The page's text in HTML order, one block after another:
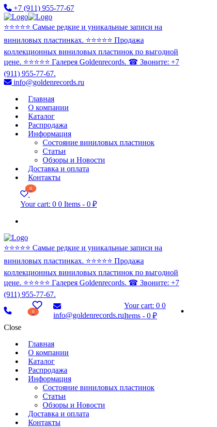
+7 (911) 955-77-67
⭐️⭐️⭐️⭐️⭐️ Самые редкие и уникальные записи на
виниловых пластинках. ⭐️⭐️⭐️⭐️⭐️ Продажа
коллекционных виниловых пластинок по выгодной
цене. ⭐️⭐️⭐️⭐️⭐️ Галерея Goldenrecords. ☎ Звоните: +7
(911) 955-77-67.
info@goldenrecords.ru
Главная
О компании
Каталог
Распродажа
Информация
Состояние виниловых пластинок
Статьи
Обзоры и Новости
Доставка и оплата
Контакты
0
Your cart: 0 0 Items - 0 ₽
⭐️⭐️⭐️⭐️⭐️ Самые редкие и уникальные записи на
виниловых пластинках. ⭐️⭐️⭐️⭐️⭐️ Продажа
коллекционных виниловых пластинок по выгодной
цене. ⭐️⭐️⭐️⭐️⭐️ Галерея Goldenrecords. ☎ Звоните: +7
(911) 955-77-67.
0 info@goldenrecords.ru
Your cart: 00
Items -0 ₽
Close
Главная
О компании
Каталог
Распродажа
Информация
Состояние виниловых пластинок
Статьи
Обзоры и Новости
Доставка и оплата
Контакты